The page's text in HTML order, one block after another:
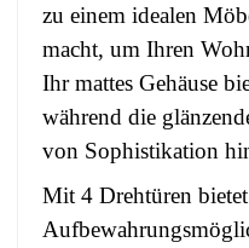
zu einem idealen
macht, um Ihren
Ihr mattes Gehäuse
während die
von Sophistikation
Mit 4 Drehtüren